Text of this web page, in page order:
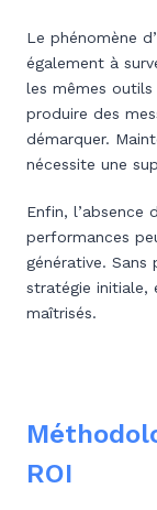
Le phénomène
également à
les mêmes
produire des
démarquer.
nécessite une
Enfin, l’absence
performances
générative.
stratégie initiale,
maîtrisés.
ROI